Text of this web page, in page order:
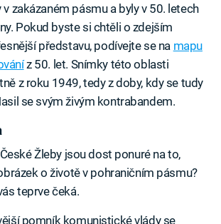
zakázaném pásmu a byly v 50. letech
Pokud byste si chtěli o zdejším
představu, podívejte se na mapu
z 50. let. Snímky této oblasti
z roku 1949, tedy z doby, kdy se tudy
se svým živým kontrabandem.
Žleby jsou dost ponuré na to,
o životě v pohraničním pásmu?
teprve čeká.
pomník komunistické vlády se